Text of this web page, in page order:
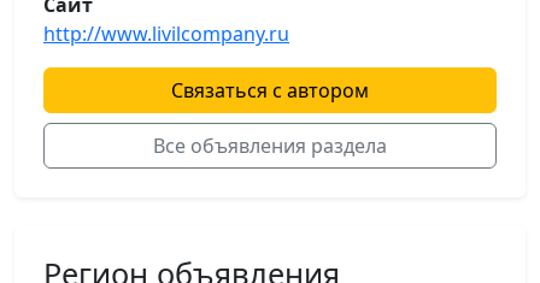
Сайт
http://www.livilcompany.ru
Связаться с автором
Все объявления раздела
Регион объявления